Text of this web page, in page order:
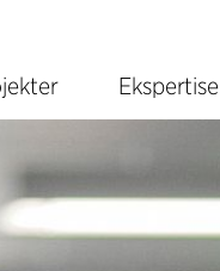
Ekspertise